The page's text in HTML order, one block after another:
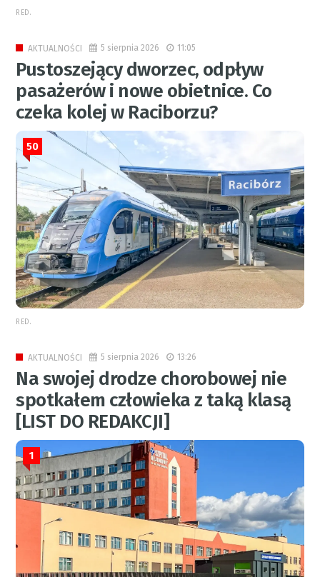
RED.
AKTUALNOŚCI 5 sierpnia 2026 11:05
Pustoszejący dworzec, odpływ
pasażerów i nowe obietnice. Co
czeka kolej w Raciborzu?
50
RED.
AKTUALNOŚCI 5 sierpnia 2026 13:26
Na swojej drodze chorobowej nie
spotkałem człowieka z taką klasą
[LIST DO REDAKCJI]
1